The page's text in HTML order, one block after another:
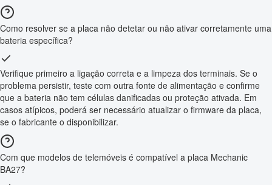
Como resolver se a placa não detetar ou não ativar corretamente uma
bateria específica?
Verifique primeiro a ligação correta e a limpeza dos terminais. Se o
problema persistir, teste com outra fonte de alimentação e confirme
que a bateria não tem células danificadas ou proteção ativada. Em
casos atípicos, poderá ser necessário atualizar o firmware da placa,
se o fabricante o disponibilizar.
Com que modelos de telemóveis é compatível a placa Mechanic
BA27?